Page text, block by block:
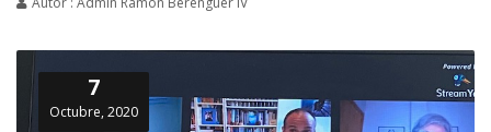
7
Octubre, 2020